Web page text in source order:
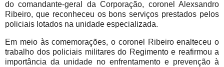
do comandante-geral da Corporação, coronel Alexsandro
Ribeiro, que reconheceu os bons serviços prestados pelos
policiais lotados na unidade especializada.
Em meio às comemorações, o coronel Ribeiro enalteceu o
trabalho dos policiais militares do Regimento e reafirmou a
importância da unidade no enfrentamento e prevenção à